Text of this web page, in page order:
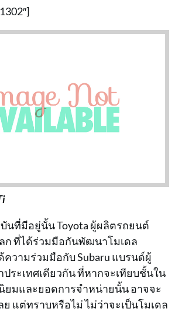
นที่มีอยู่นั้น Toyota ผู้ผลิตรถยนต์
ก ที่ได้ร่วมมือกันพัฒนาโมเดล
ความร่วมมือกับ Subaru แบรนด์ผู้
ระเทศเดียวกัน ที่หากจะเทียบชั้นใน
ยมและยอดการจำหน่ายนั้น อาจจะ
ย แต่ทราบหรือไม่ ไม่ว่าจะเป็นโมเดล